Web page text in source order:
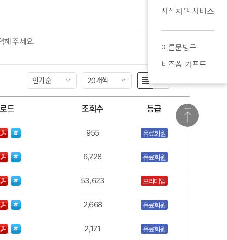
검색
인기순 20개씩
드 조회수 등급
955 유료회원
6,728 유료회원
53,623 프리미엄
2,668 유료회원
2,171 유료회원
서식지원 서비스
어른문방구
비즈폼 기프트